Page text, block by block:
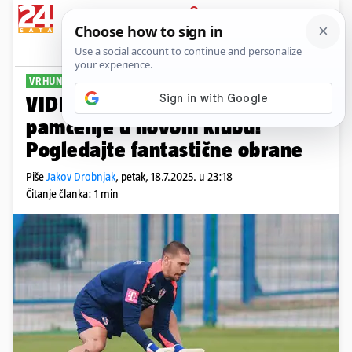
PRIJAVA
Sport Komentari
VRHUNSKI REFLEKSI
VIDEO 'Vatreni' imao debi za
pamćenje u novom klubu!
Pogledajte fantastične obrane
PišeJakov Drobnjak, petak, 18.7.2025. u 23:18
Čitanje članka: 1 min